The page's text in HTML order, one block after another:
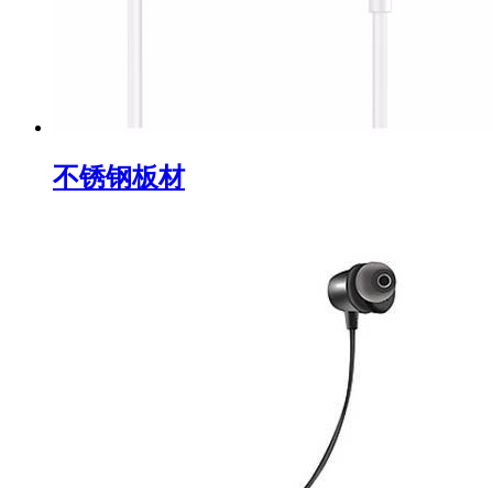
不锈钢板材